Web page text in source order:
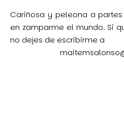
Cariñosa y peleona a
en zamparme el mundo. Si
no dejes de escribirme a